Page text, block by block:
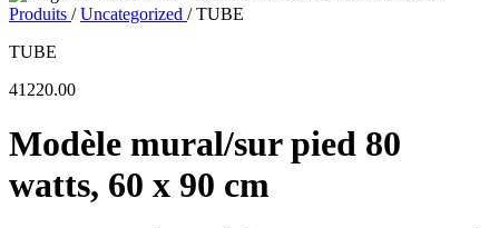
Produits / Uncategorized / TUBE
TUBE
41220.00
Modèle mural/sur pied 80
watts, 60 x 90 cm